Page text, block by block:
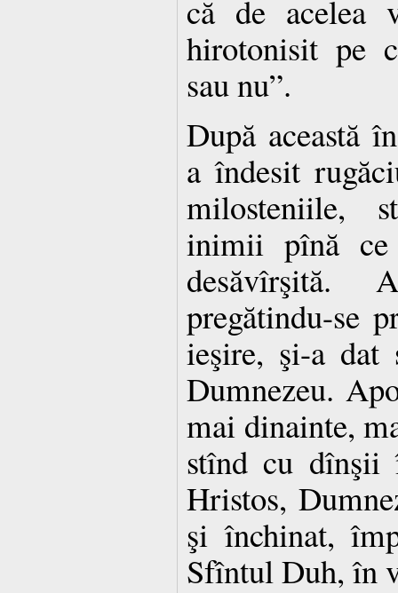
că de acelea
hirotonisit pe
sau nu”.
După această
a îndesit
milosteniile,
inimii pînă ce
desăvîrşită.
pregătindu-se
ieşire, şi-a
Dumnezeu.
mai dinainte,
stînd cu dînşii
Hristos,
şi închinat,
Sfîntul Duh, în